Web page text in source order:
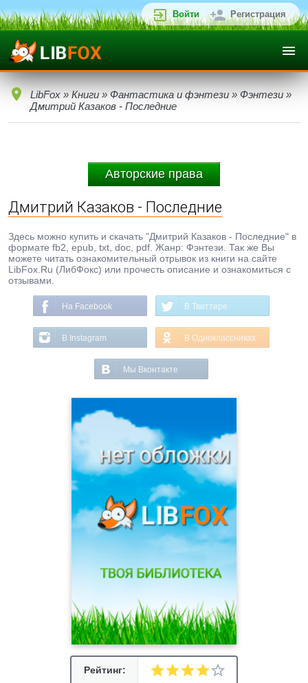
Войти Регистрация
LibFox » Книги » Фантастика и фэнтези » Фэнтези »
Дмитрий Казаков - Последние
Авторские права
Дмитрий Казаков - Последние
Здесь можно купить и скачать "Дмитрий Казаков - Последние" в
формате fb2, epub, txt, doc, pdf. Жанр: Фэнтези. Так же Вы
можете читать ознакомительный отрывок из книги на сайте
LibFox.Ru (ЛибФокс) или прочесть описание и ознакомиться с
отзывами.
На Facebook В Твиттере
В Instagram В Одноклассниках
Мы Вконтакте
Рейтинг: